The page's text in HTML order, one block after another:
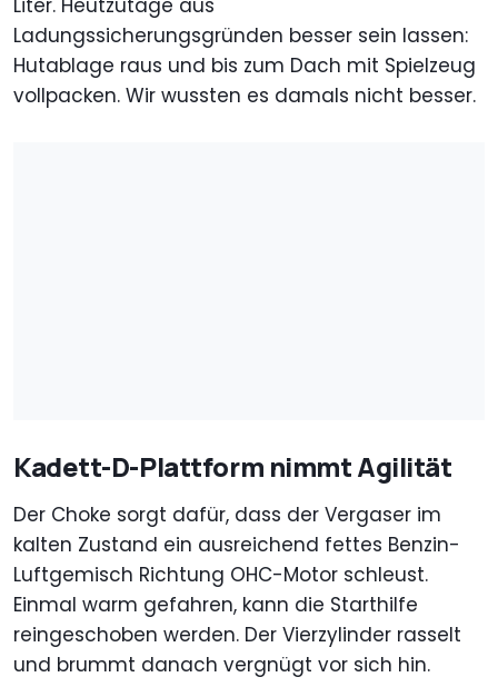
Liter. Heutzutage aus
Ladungssicherungsgründen besser sein lassen:
Hutablage raus und bis zum Dach mit Spielzeug
vollpacken. Wir wussten es damals nicht besser.
Kadett-D-Plattform nimmt Agilität
Der Choke sorgt dafür, dass der Vergaser im
kalten Zustand ein ausreichend fettes Benzin-
Luftgemisch Richtung OHC-Motor schleust.
Einmal warm gefahren, kann die Starthilfe
reingeschoben werden. Der Vierzylinder rasselt
und brummt danach vergnügt vor sich hin.